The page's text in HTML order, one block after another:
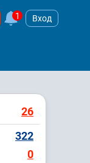
1 Вход
26
322
0